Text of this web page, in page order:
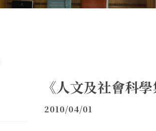
《人文及社會科
2010/04/01